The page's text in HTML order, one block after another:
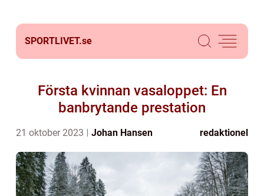
SPORTLIVET.se
Första kvinnan vasaloppet: En
banbrytande prestation
21 oktober 2023 Johan Hansen redaktionel